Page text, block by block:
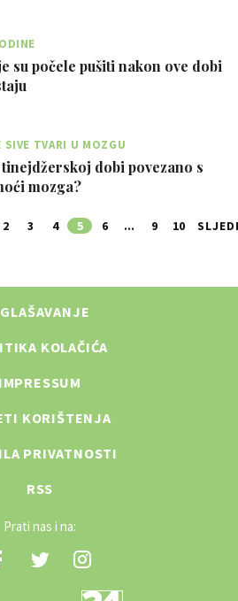
su počele pušiti nakon ove dobi
SIVE TVARI U MOZGU
tinejdžerskoj dobi povezano s
mozga?
2 3 4 5 6 ... 9 10
KOLAČIĆA
IMPRESSUM
KORIŠTENJA
PRIVATNOSTI
RSS
Prati nas i na: